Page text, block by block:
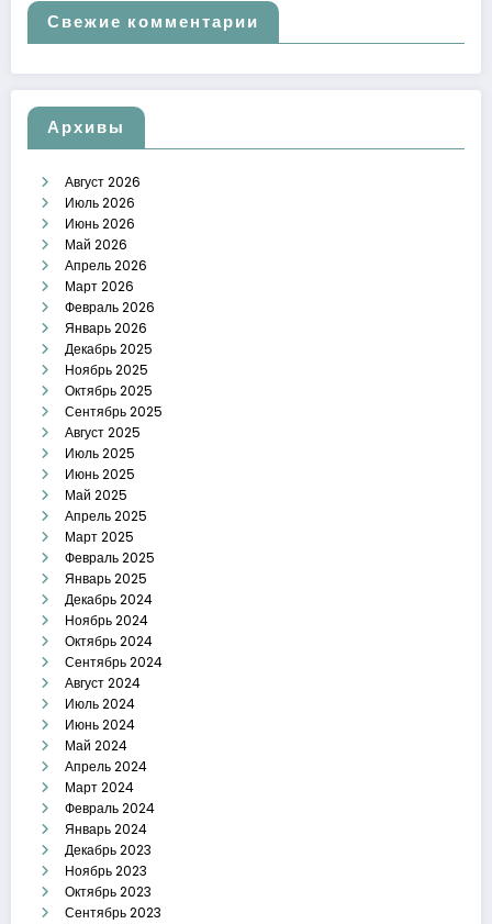
Свежие комментарии
Архивы
Август 2026
Июль 2026
Июнь 2026
Май 2026
Апрель 2026
Март 2026
Февраль 2026
Январь 2026
Декабрь 2025
Ноябрь 2025
Октябрь 2025
Сентябрь 2025
Август 2025
Июль 2025
Июнь 2025
Май 2025
Апрель 2025
Март 2025
Февраль 2025
Январь 2025
Декабрь 2024
Ноябрь 2024
Октябрь 2024
Сентябрь 2024
Август 2024
Июль 2024
Июнь 2024
Май 2024
Апрель 2024
Март 2024
Февраль 2024
Январь 2024
Декабрь 2023
Ноябрь 2023
Октябрь 2023
Сентябрь 2023